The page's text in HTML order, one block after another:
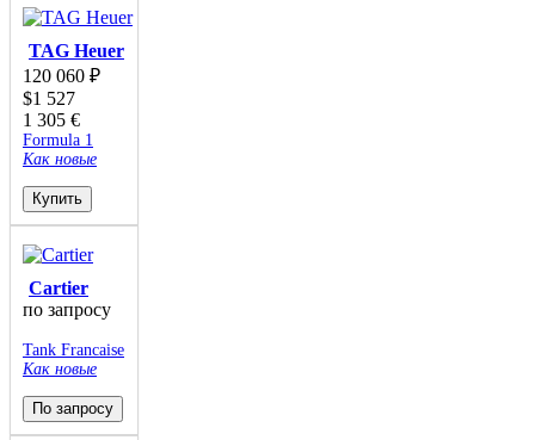
TAG Heuer
120 060 ₽
$1 527
1 305 €
Formula 1
Как новые
Купить
Cartier
по запросу
Tank Francaise
Как новые
По запросу